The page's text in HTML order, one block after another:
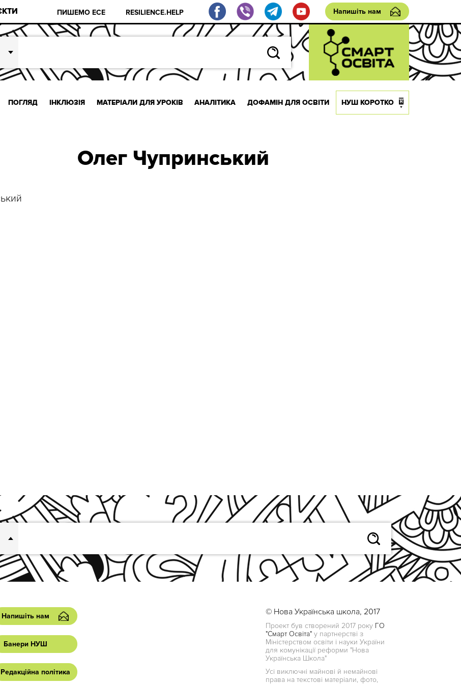
ПИШЕМО ЕСЕ RESILIENCE.HELP Напишіть нам
ПОГЛЯД ІНКЛЮЗІЯ МАТЕРІАЛИ ДЛЯ УРОКІВ АНАЛІТИКА ДОФАМІН ДЛЯ ОСВІТИ НУШ КОРОТКО
Олег Чупринський
Напишіть нам
Банери НУШ
Редакційна політика
© Нова Українська школа, 2017
Проект був створений 2017 року ГО
"Смарт Освіта" у партнерстві з
Міністерством освіти і науки України
для комунікації реформи "Нова
Українська Школа"
Усі виключні майнові й немайнові
права на текстові матеріали, фото,